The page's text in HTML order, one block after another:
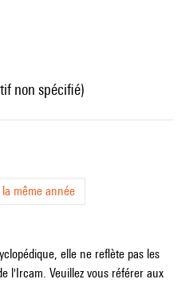
non spécifié)
la même année
elle ne reflète pas les
l'Ircam. Veuillez vous référer aux